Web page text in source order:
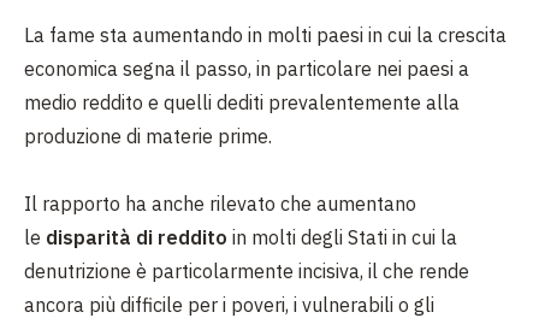
La fame sta aumentando in molti paesi in cui la crescita
economica segna il passo, in particolare nei paesi a
medio reddito e quelli dediti prevalentemente alla
produzione di materie prime.
Il rapporto ha anche rilevato che aumentano
le disparità di reddito in molti degli Stati in cui la
denutrizione è particolarmente incisiva, il che rende
ancora più difficile per i poveri, i vulnerabili o gli